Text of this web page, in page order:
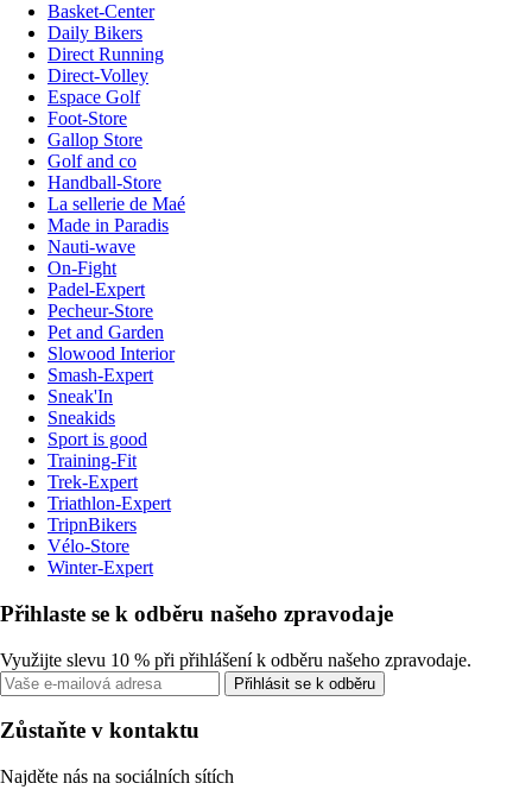
Basket-Center
Daily Bikers
Direct Running
Direct-Volley
Espace Golf
Foot-Store
Gallop Store
Golf and co
Handball-Store
La sellerie de Maé
Made in Paradis
Nauti-wave
On-Fight
Padel-Expert
Pecheur-Store
Pet and Garden
Slowood Interior
Smash-Expert
Sneak'In
Sneakids
Sport is good
Training-Fit
Trek-Expert
Triathlon-Expert
TripnBikers
Vélo-Store
Winter-Expert
Přihlaste se k odběru našeho zpravodaje
Využijte slevu 10 % při přihlášení k odběru našeho zpravodaje.
Přihlásit se k odběru
Zůstaňte v kontaktu
Najděte nás na sociálních sítích